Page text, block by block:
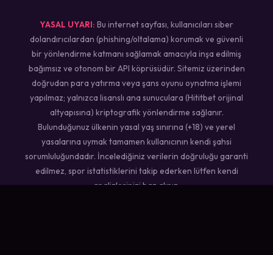
YASAL UYARI: Bu internet sayfası, kullanıcıları siber
dolandırıcılardan (phishing/oltalama) korumak ve güvenli
bir yönlendirme katmanı sağlamak amacıyla inşa edilmiş
bağımsız ve otonom bir API köprüsüdür. Sitemiz üzerinden
doğrudan para yatırma veya şans oyunu oynatma işlemi
yapılmaz; yalnızca lisanslı ana sunuculara (Hititbet orijinal
altyapısına) kriptografik yönlendirme sağlanır.
Bulunduğunuz ülkenin yasal yaş sınırına (+18) ve yerel
yasalarına uymak tamamen kullanıcının kendi şahsi
sorumluluğundadır. İncelediğiniz verilerin doğruluğu garanti
edilmez, spor istatistiklerini takip ederken lütfen kendi
analizlerinizi baz alınız.